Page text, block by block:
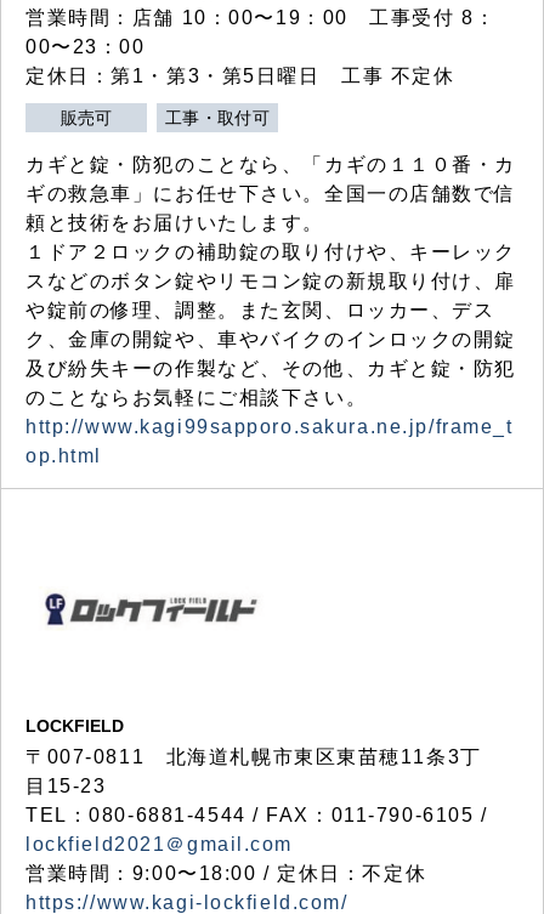
営業時間：店舗 10：00〜19：00 工事受付 8：
00〜23：00
定休日：第1・第3・第5日曜日 工事 不定休
販売可 工事・取付可
カギと錠・防犯のことなら、「カギの１１０番・カ
ギの救急車」にお任せ下さい。全国一の店舗数で信
頼と技術をお届けいたします。
１ドア２ロックの補助錠の取り付けや、キーレック
スなどのボタン錠やリモコン錠の新規取り付け、扉
や錠前の修理、調整。また玄関、ロッカー、デス
ク、金庫の開錠や、車やバイクのインロックの開錠
及び紛失キーの作製など、その他、カギと錠・防犯
のことならお気軽にご相談下さい。
http://www.kagi99sapporo.sakura.ne.jp/frame_t
op.html
LOCKFIELD
〒007-0811 北海道札幌市東区東苗穂11条3丁
目15-23
TEL：080-6881-4544 / FAX：011-790-6105 /
lockfield2021＠gmail.com
営業時間：9:00〜18:00 / 定休日：不定休
https://www.kagi-lockfield.com/